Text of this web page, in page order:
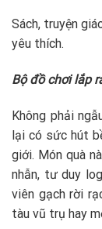
Sách, truyện
yêu thích.
Bộ đồ chơi lắp
Không phải
lại có sức hút
giới. Món quà
nhẫn, tư duy
viên gạch rời
tàu vũ trụ hay